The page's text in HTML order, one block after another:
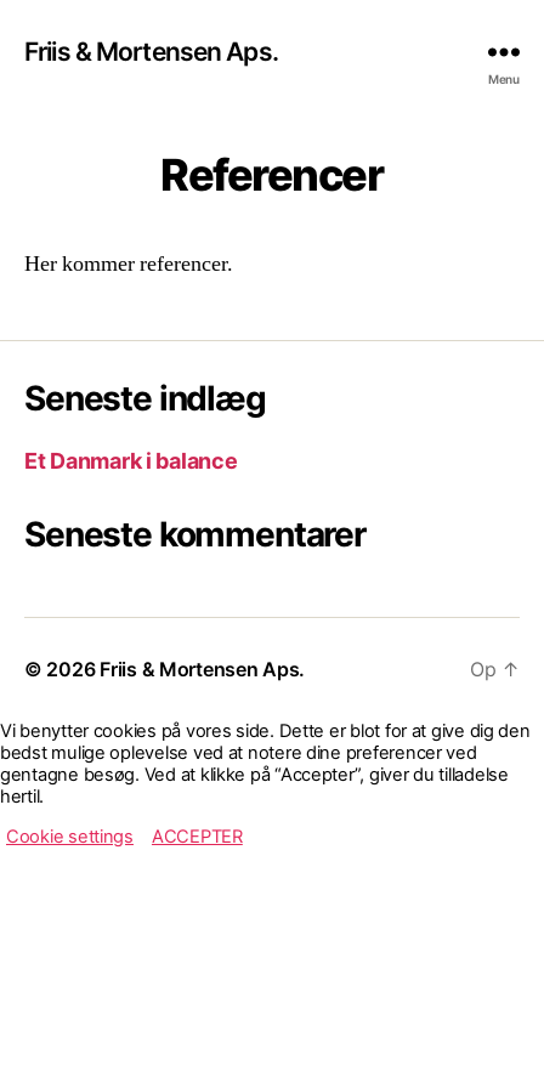
Friis & Mortensen Aps.
Menu
Referencer
Her kommer referencer.
Seneste indlæg
Et Danmark i balance
Seneste kommentarer
© 2026 Friis & Mortensen Aps. Op ↑
Vi benytter cookies på vores side. Dette er blot for at give dig den
bedst mulige oplevelse ved at notere dine preferencer ved
gentagne besøg. Ved at klikke på “Accepter”, giver du tilladelse
hertil.
Cookie settings
ACCEPTER